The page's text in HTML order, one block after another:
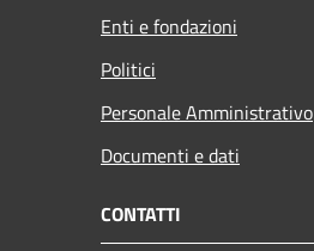
Enti e fondazioni
Politici
Personale Amministrativo
Documenti e dati
CONTATTI